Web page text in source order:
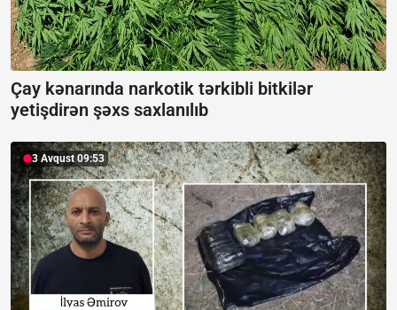
Çay kənarında narkotik tərkibli bitkilər
yetişdirən şəxs saxlanılıb
3 Avqust 09:53